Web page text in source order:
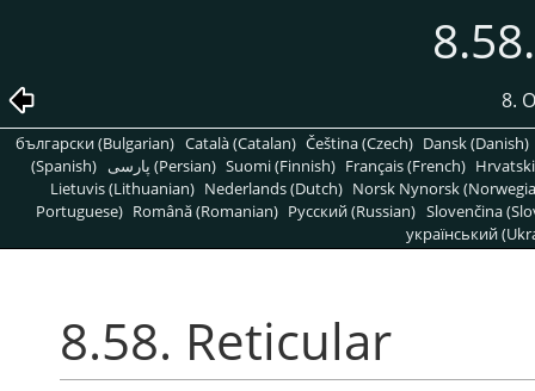
8.
български (Bulgarian) Català (Catalan) Čeština (Czech) Dansk (Danish)
(Spanish)
پارسی (Persian) Suomi (Finnish) Français (French)
Lietuvis (Lithuanian) Nederlands (Dutch) Norsk Nynorsk
Portuguese) Română (Romanian) Pусский (Russian) Slovenčina
український
8.58. Reticular